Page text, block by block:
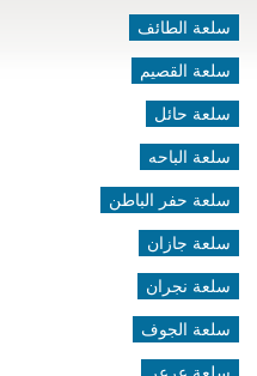
سلعة الطائف
سلعة القصيم
سلعة حائل
سلعة الباحه
سلعة حفر الباطن
سلعة جازان
سلعة نجران
سلعة الجوف